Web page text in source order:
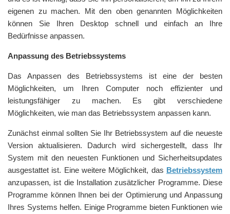
eigenen zu machen. Mit den oben genannten Möglichkeiten
können Sie Ihren Desktop schnell und einfach an Ihre
Bedürfnisse anpassen.
Anpassung des Betriebssystems
Das Anpassen des Betriebssystems ist eine der besten
Möglichkeiten, um Ihren Computer noch effizienter und
leistungsfähiger zu machen. Es gibt verschiedene
Möglichkeiten, wie man das Betriebssystem anpassen kann.
Zunächst einmal sollten Sie Ihr Betriebssystem auf die neueste
Version aktualisieren. Dadurch wird sichergestellt, dass Ihr
System mit den neuesten Funktionen und Sicherheitsupdates
ausgestattet ist. Eine weitere Möglichkeit, das Betriebssystem
anzupassen, ist die Installation zusätzlicher Programme. Diese
Programme können Ihnen bei der Optimierung und Anpassung
Ihres Systems helfen. Einige Programme bieten Funktionen wie